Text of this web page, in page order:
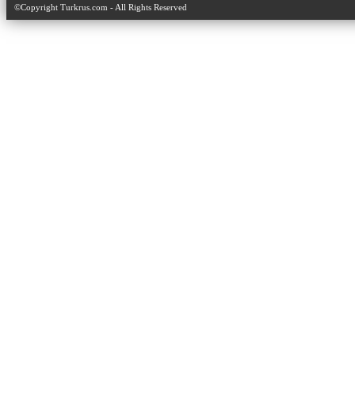
©Copyright Turkrus.com - All Rights Reserved